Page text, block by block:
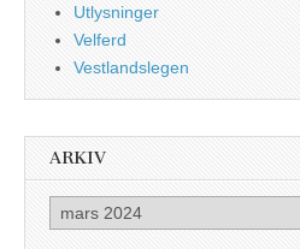
Utlysninger
Velferd
Vestlandslegen
ARKIV